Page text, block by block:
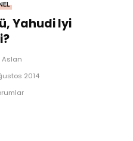
Yahudi Iyi
Aslan
2014